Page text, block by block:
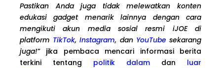
Pastikan Anda juga tidak melewatkan konten
edukasi gadget menarik lainnya dengan cara
mengikuti akun media sosial resmi iJOE di
platform TikTok,Instagram, dan YouTubesekarang
juga!” jika pembaca mencari informasi berita
terkini tentang politik dalam dan luar